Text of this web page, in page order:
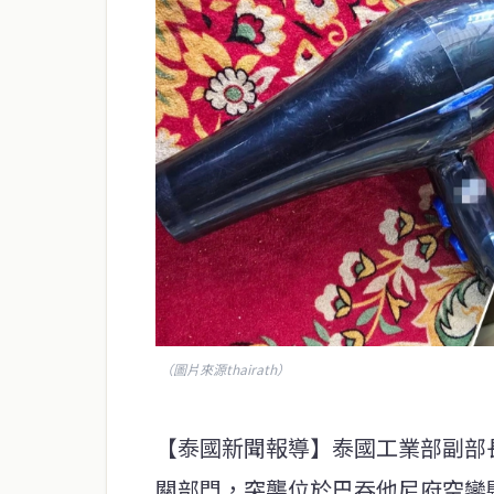
（圖片來源thairath）
【泰國新聞報導】泰國工業部副